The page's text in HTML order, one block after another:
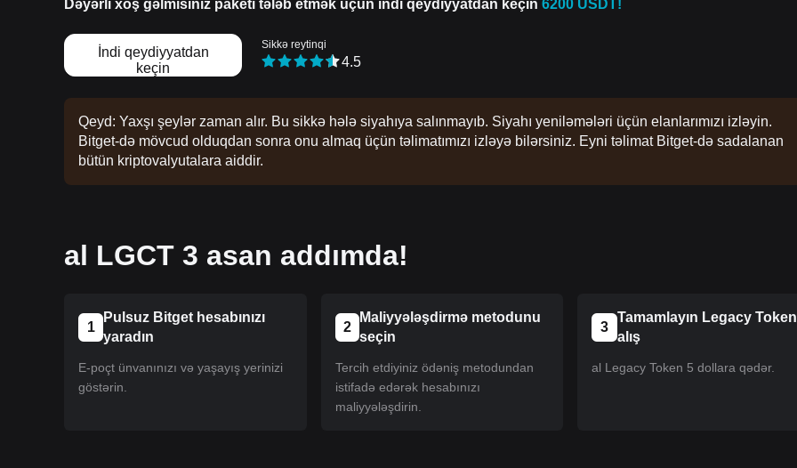
Dəyərli xoş gəlmisiniz paketi tələb etmək üçün indi qeydiyyatdan keçin 6200 USDT!
İndi qeydiyyatdan
keçin
Sikkə reytinqi
4.5
Qeyd: Yaxşı şeylər zaman alır. Bu sikkə hələ siyahıya salınmayıb. Siyahı yeniləmələri üçün elanlarımızı izləyin.
Bitget-də mövcud olduqdan sonra onu almaq üçün təlimatımızı izləyə bilərsiniz. Eyni təlimat Bitget-də sadalanan
bütün kriptovalyutalara aiddir.
al LGCT 3 asan addımda!
1
Pulsuz Bitget hesabınızı
yaradın
E-poçt ünvanınızı və yaşayış yerinizi
göstərin.
2
Maliyyələşdirmə metodunu
seçin
Tercih etdiyiniz ödəniş metodundan
istifadə edərək hesabınızı
maliyyələşdirin.
3
Tamamlayın Legacy Token
alış
al Legacy Token 5 dollara qədər.